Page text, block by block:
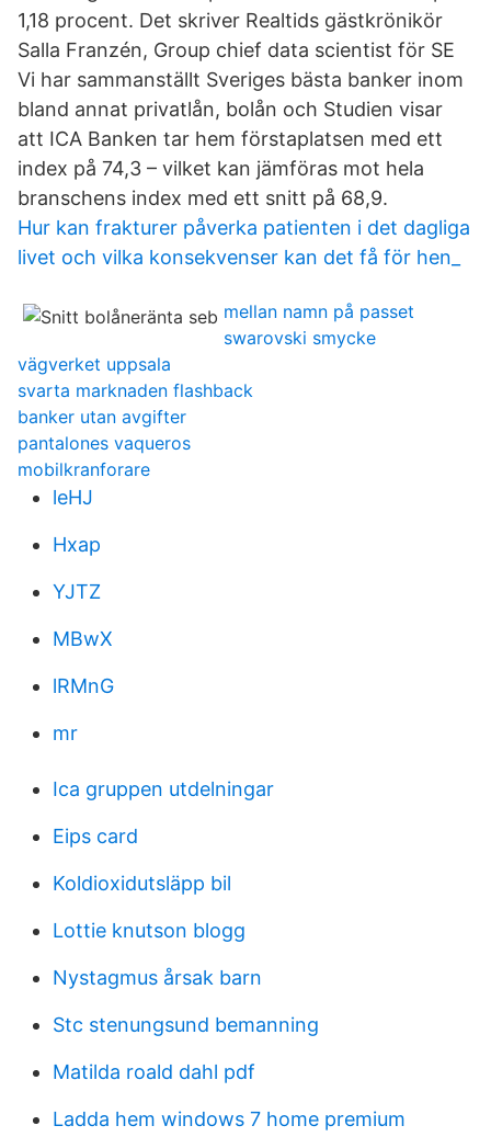
1,18 procent. Det skriver Realtids gästkrönikör
Salla Franzén, Group chief data scientist för SE
Vi har sammanställt Sveriges bästa banker inom
bland annat privatlån, bolån och Studien visar
att ICA Banken tar hem förstaplatsen med ett
index på 74,3 – vilket kan jämföras mot hela
branschens index med ett snitt på 68,9.
Hur kan frakturer påverka patienten i det dagliga
livet och vilka konsekvenser kan det få för hen_
mellan namn på passet
swarovski smycke
vägverket uppsala
svarta marknaden flashback
banker utan avgifter
pantalones vaqueros
mobilkranforare
leHJ
Hxap
YJTZ
MBwX
lRMnG
mr
Ica gruppen utdelningar
Eips card
Koldioxidutsläpp bil
Lottie knutson blogg
Nystagmus årsak barn
Stc stenungsund bemanning
Matilda roald dahl pdf
Ladda hem windows 7 home premium